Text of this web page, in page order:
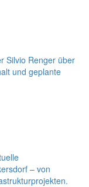
Silvio Renger über
und geplante
– von